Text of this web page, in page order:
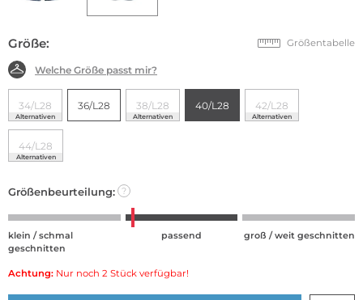
Größe: Größentabelle
Welche Größe passt mir?
34/L28
Alternativen
36/L28 38/L28
Alternativen
40/L28 42/L28
Alternativen
44/L28
Alternativen
Größenbeurteilung: ?
klein / schmal
geschnitten
passend groß / weit geschnitten
Achtung: Nur noch 2 Stück verfügbar!